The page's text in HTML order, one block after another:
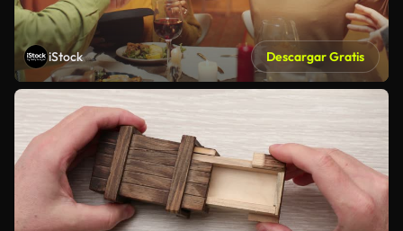
iStock Descargar Gratis